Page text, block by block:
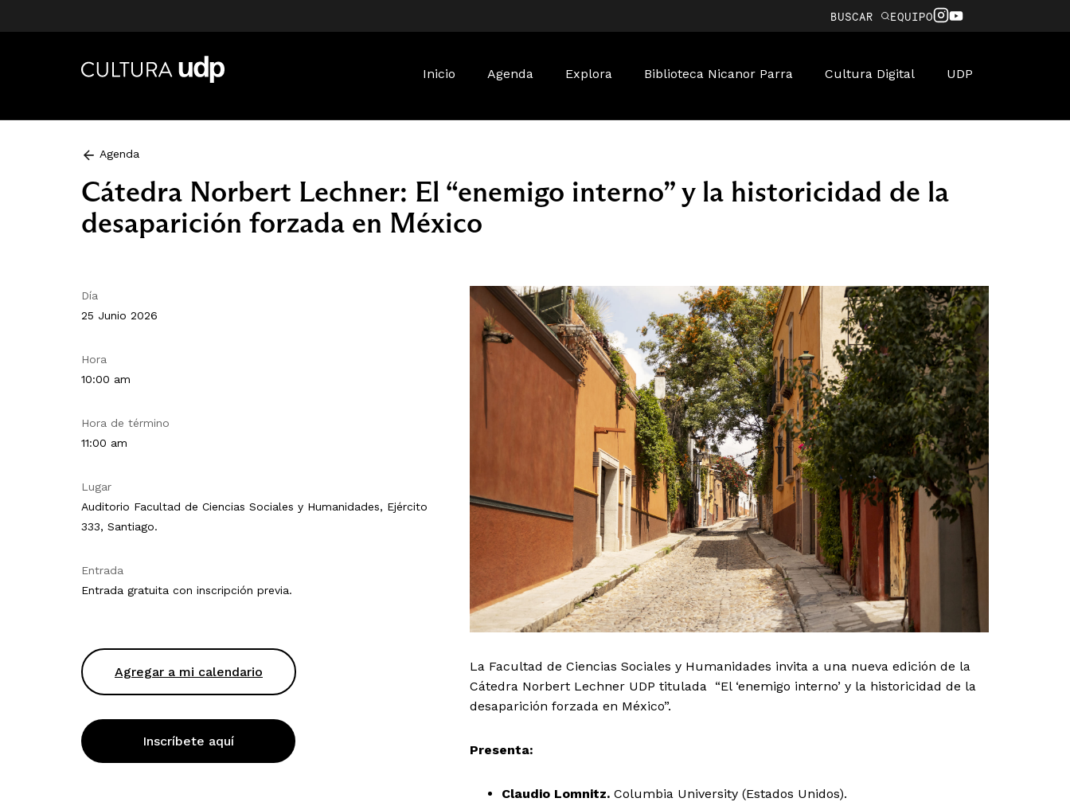
BUSCAR EQUIPO
Inicio Agenda Explora Biblioteca Nicanor Parra Cultura Digital UDP
Agenda
Cátedra Norbert Lechner: El “enemigo interno” y la historicidad de la
desaparición forzada en México
Día
25 Junio 2026
Hora
10:00 am
Hora de término
11:00 am
Lugar
Auditorio Facultad de Ciencias Sociales y Humanidades, Ejército
333, Santiago.
Entrada
Entrada gratuita con inscripción previa.
Agregar a mi calendario
Inscríbete aquí
La Facultad de Ciencias Sociales y Humanidades invita a una nueva edición de la
Cátedra Norbert Lechner UDP titulada “El ‘enemigo interno’ y la historicidad de la
desaparición forzada en México”.
Presenta:
Claudio Lomnitz.Columbia University (Estados Unidos).